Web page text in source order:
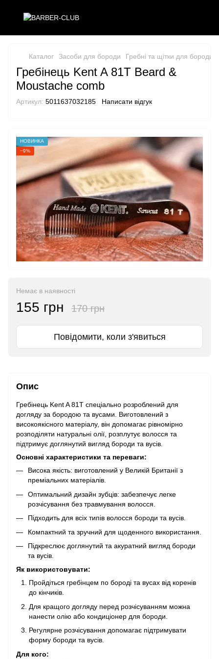
Каталог Засоби для бороди Гребні та щітки для бороди
Гребінець Kent A 81T Beard &
Moustache comb
Артикул: 5011637032185 Написати відгук
НОВИНКА
−9%
Немає в наявності
155 грн 170 грн
Повідомити, коли з'явиться
Опис
Гребінець Kent A 81T спеціально розроблений для
догляду за бородою та вусами. Виготовлений з
високоякісного матеріалу, він допомагає рівномірно
розподіляти натуральні олії, розплутує волосся та
підтримує доглянутий вигляд бороди та вусів.
Основні характеристики та переваги:
Висока якість: виготовлений у Великій Британії з
преміальних матеріалів.
Оптимальний дизайн зубців: забезпечує легке
розчісування без травмування волосся.
Підходить для всіх типів волосся бороди та вусів.
Компактний та зручний для щоденного використання.
Підкреслює доглянутий та акуратний вигляд бороди
та вусів.
Як використовувати:
Пройдіться гребінцем по бороді та вусах від коренів
до кінчиків.
Для кращого догляду перед розчісуванням можна
нанести олію або кондиціонер для бороди.
Регулярне розчісування допомагає підтримувати
форму бороди та вусів.
Для кого: